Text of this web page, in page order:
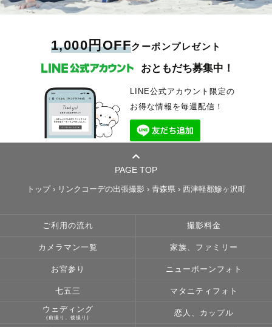
1,000円OFFクーポンプレゼント
おともだち募集中！
LINE公式アカウント限定の
お得な情報を毎週配信！
PAGE TOP
トップ› リンクコーデの出張撮影 › 青森県› 西津軽郡鰺ヶ沢町
ご利用の流れ 撮影料金
カメラマン一覧 家族、ファミリー
お宮参り ニューボーンフォト
七五三 マタニティフォト
ウェディング
(前撮り、後撮り)
恋人、カップル